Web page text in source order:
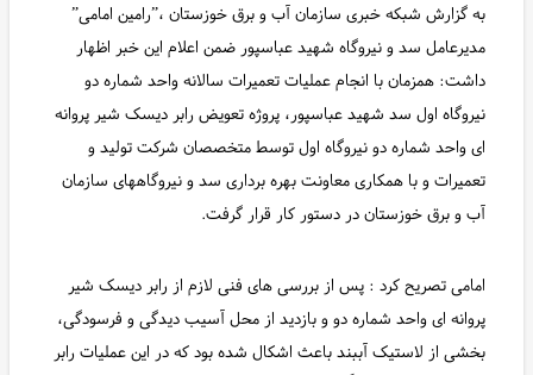
به گزارش شبکه خبری سازمان آب و برق خوزستان ،”رامین امامی”
مدیرعامل سد و نیروگاه شهید عباسپور ضمن اعلام این خبر اظهار
داشت: همزمان با انجام عملیات تعمیرات سالانه واحد شماره دو
نیروگاه اول سد شهید عباسپور، پروژه تعویض رابر دیسک شیر پروانه
ای واحد شماره دو نیروگاه اول توسط متخصصان شرکت تولید و
تعمیرات و با همکاری معاونت بهره برداری سد و نیروگاههای سازمان
آب و برق خوزستان در دستور کار قرار گرفت.
امامی تصریح کرد : پس از بررسی های فنی لازم از رابر دیسک شیر
پروانه ای واحد شماره دو و بازدید از محل آسیب دیدگی و فرسودگی،
بخشی از لاستیک آببند باعث اشکال شده بود که در این عملیات رابر